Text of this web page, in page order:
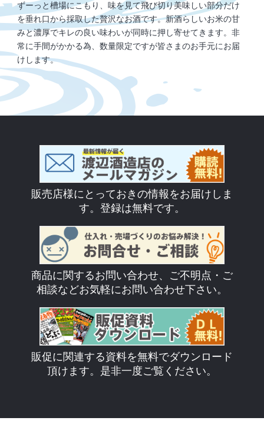
ずーっと槽場にこもり、味を見て飛び切り美味しい部分だけ
を垂れ口から採取した贅沢なお酒です。新酒らしいお米の甘
みと濃厚でキレの良い味わいが同時に押し寄せてきます。非
常に手間がかかる為、数量限定ですが皆さまのお手元にお届
けします。
販売店様にとっておきの情報をお届けしま
す。登録は無料です。
商品に関するお問い合わせ、ご不明点・ご
相談などお気軽にお問い合わせ下さい。
販促に関連する資料を無料でダウンロード
頂けます。是非一度ご覧ください。